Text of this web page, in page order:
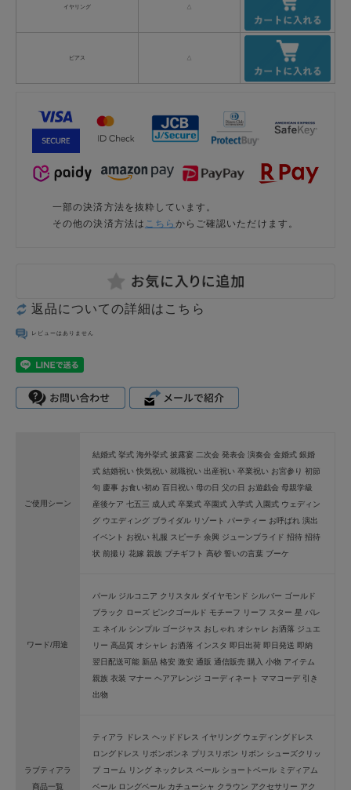
イヤリング △
ピアス △
一部の決済方法を抜粋しています。
その他の決済方法は こちら からご確認いただけます。
返品についての詳細はこちら
レビューはありません
ご使用シーン
結婚式 挙式 海外挙式 披露宴 二次会 発表会 演奏会 金婚式 銀婚
式 結婚祝い 快気祝い 就職祝い 出産祝い 卒業祝い お宮参り 初節
句 慶事 お食い初め 百日祝い 母の日 父の日 お遊戯会 母親学級
産後ケア 七五三 成人式 卒業式 卒園式 入学式 入園式 ウェディン
グ ウエディング ブライダル リゾート パーティー お呼ばれ 演出
イベント お祝い 礼服 スピーチ 余興 ジューンブライド 招待 招待
状 前撮り 花嫁 親族 プチギフト 高砂 誓いの言葉 ブーケ
ワード/用途
パール ジルコニア クリスタル ダイヤモンド シルバー ゴールド
ブラック ローズ ピンクゴールド モチーフ リーフ スター 星 バレ
エ ネイル シンプル ゴージャス おしゃれ オシャレ お洒落 ジュエ
リー 高品質 オシャレ お洒落 インスタ 即日出荷 即日発送 即納
翌日配送可能 新品 格安 激安 通販 通信販売 購入 小物 アイテム
親族 衣装 マナー ヘアアレンジ コーディネート ママコーデ 引き
出物
ラブティアラ
商品一覧
ティアラ ドレス ヘッドドレス イヤリング ウェディングドレス
ロングドレス リボンボンネ プリスリボン リボン シューズクリッ
プ コーム リング ネックレス ベール ショートベール ミディアム
ベール ロングベール カチューシャ クラウン アクセサリー アク